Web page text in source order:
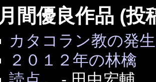
月間優良作品 (投
カタコラン教の発
２０１２年の林檎